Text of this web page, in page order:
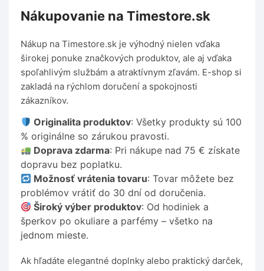
Nákupovanie na Timestore.sk
Nákup na Timestore.sk je výhodný nielen vďaka
širokej ponuke značkových produktov, ale aj vďaka
spoľahlivým službám a atraktívnym zľavám. E-shop si
zakladá na rýchlom doručení a spokojnosti
zákazníkov.
Originalita produktov: Všetky produkty sú 100
% originálne so zárukou pravosti.
Doprava zdarma: Pri nákupe nad 75 € získate
dopravu bez poplatku.
Možnosť vrátenia tovaru: Tovar môžete bez
problémov vrátiť do 30 dní od doručenia.
Široký výber produktov: Od hodiniek a
šperkov po okuliare a parfémy – všetko na
jednom mieste.
Ak hľadáte elegantné doplnky alebo praktický darček,